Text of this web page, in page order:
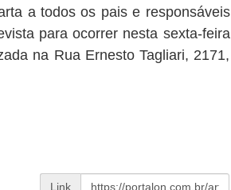
a todos os pais e responsáveis
para ocorrer nesta sexta-feira
na Rua Ernesto Tagliari, 2171,
Link